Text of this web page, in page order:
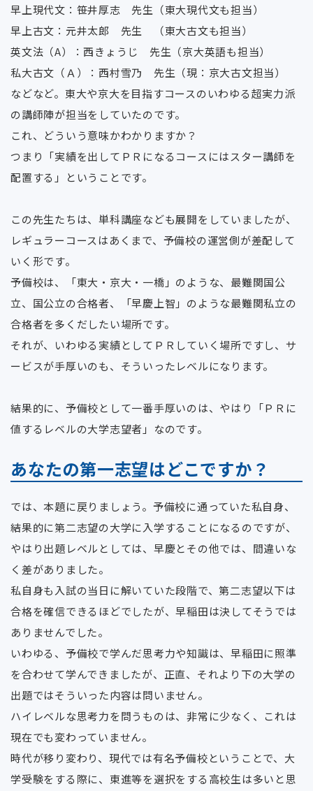
早上現代文：笹井厚志 先生（東大現代文も担当）
早上古文：元井太郎 先生 （東大古文も担当）
英文法（A）：西きょうじ 先生（京大英語も担当）
私大古文（Ａ）：西村雪乃 先生（現：京大古文担当）
などなど。東大や京大を目指すコースのいわゆる超実力派
の講師陣が担当をしていたのです。
これ、どういう意味かわかりますか？
つまり「実績を出してＰＲになるコースにはスター講師を
配置する」ということです。
この先生たちは、単科講座なども展開をしていましたが、
レギュラーコースはあくまで、予備校の運営側が差配して
いく形です。
予備校は、「東大・京大・一橋」のような、最難関国公
立、国公立の合格者、「早慶上智」のような最難関私立の
合格者を多くだしたい場所です。
それが、いわゆる実績としてＰＲしていく場所ですし、サ
ービスが手厚いのも、そういったレベルになります。
結果的に、予備校として一番手厚いのは、やはり「ＰＲに
値するレベルの大学志望者」なのです。
あなたの第一志望はどこですか？
では、本題に戻りましょう。予備校に通っていた私自身、
結果的に第二志望の大学に入学することになるのですが、
やはり出題レベルとしては、早慶とその他では、間違いな
く差がありました。
私自身も入試の当日に解いていた段階で、第二志望以下は
合格を確信できるほどでしたが、早稲田は決してそうでは
ありませんでした。
いわゆる、予備校で学んだ思考力や知識は、早稲田に照準
を合わせて学んできましたが、正直、それより下の大学の
出題ではそういった内容は問いません。
ハイレベルな思考力を問うものは、非常に少なく、これは
現在でも変わっていません。
時代が移り変わり、現代では有名予備校ということで、大
学受験をする際に、東進等を選択をする高校生は多いと思